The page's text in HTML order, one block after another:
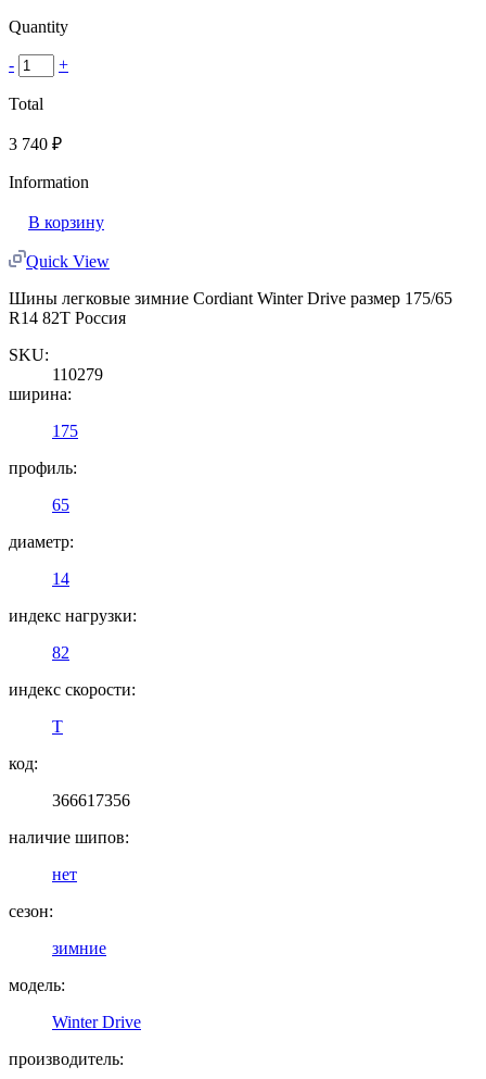
Quantity
- +
Total
3 740 ₽
Information
В корзину
Quick View
Шины легковые зимние Cordiant Winter Drive размер 175/65
R14 82T Россия
SKU:
110279
ширина:
175
профиль:
65
диаметр:
14
индекс нагрузки:
82
индекс скорости:
T
код:
366617356
наличие шипов:
нет
сезон:
зимние
модель:
Winter Drive
производитель: